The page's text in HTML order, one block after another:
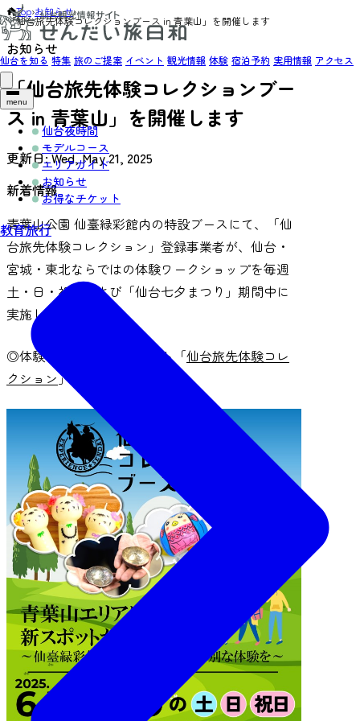
仙台を知る 特集 旅のご提案 イベント 観光情報 体験 宿泊予約 実用情報 アクセス
menu
仙台夜時間
モデルコース
エリアガイド
お知らせ
お得なチケット
教育旅行
Top›お知らせ›
「仙台旅先体験コレクションブース in 青葉山」を開催します
お知らせ
「仙台旅先体験コレクションブー
ス in 青葉山」を開催します
更新日:Wed, May 21, 2025
新着情報
青葉山公園 仙臺緑彩館内の特設ブースにて、「仙
台旅先体験コレクション」登録事業者が、仙台・
宮城・東北ならではの体験ワークショップを毎週
土・日・祝日および「仙台七夕まつり」期間中に
実施します。
◎体験プログラム専用サイト「仙台旅先体験コレ
クション」